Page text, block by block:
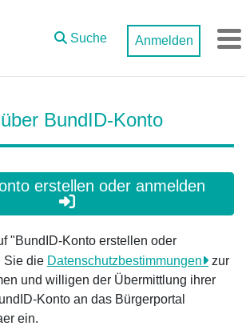
Suche Anmelden
BundID-Konto
erstellen oder anmelden
"BundID-Konto erstellen oder
Sie die Datenschutzbestimmungen
zur
und willigen der Übermittlung ihrer
Konto an das Bürgerportal
ein.